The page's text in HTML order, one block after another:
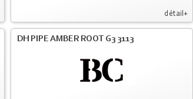
détail+
DH PIPE AMBER ROOT G3 3113